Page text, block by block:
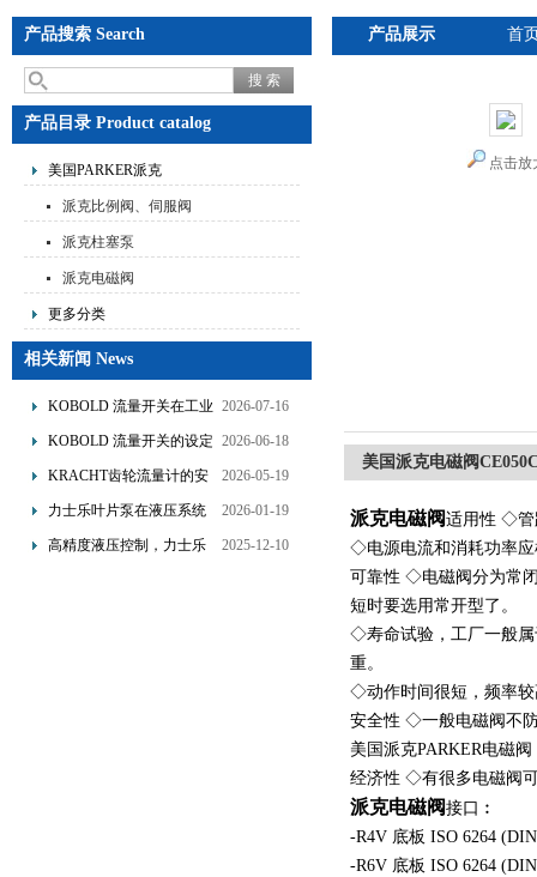
产品搜索 Search
产品目录 Product catalog
美国PARKER派克
派克比例阀、伺服阀
派克柱塞泵
派克电磁阀
更多分类
相关新闻 News
KOBOLD 流量开关在工业
管道水流量监测中的应用
2026-07-16
KOBOLD 流量开关的设定
流量调节与刻度指示
2026-06-18
KRACHT齿轮流量计的安
装要求：直管段、过滤器
2026-05-19
力士乐叶片泵在液压系统
中的应用分析
2026-01-19
高精度液压控制，力士乐
2025-12-10
产品展示 首
点击放
美国派克电磁阀
派克电磁阀适用性 ◇管
◇电源电流和消耗功率应
可靠性 ◇电磁阀分为常
短时要选用常开型了。
◇寿命试验，工厂一般属
重。
◇动作时间很短，频率较
安全性 ◇一般电磁阀不
美国派克PARKER电磁
经济性 ◇有很多电磁阀
派克电磁阀接口︰
-R4V 底板 ISO 6264
-R6V 底板 ISO 6264